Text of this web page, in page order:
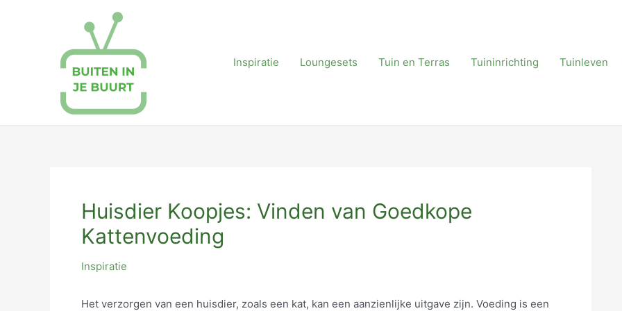
Inspiratie
Loungesets Tuin en Terras Tuininrichting Tuinleven
Huisdier Koopjes: Vinden van Goedkope
Kattenvoeding
Inspiratie
Het verzorgen van een huisdier, zoals een kat, kan een aanzienlijke uitgave zijn. Voeding is een